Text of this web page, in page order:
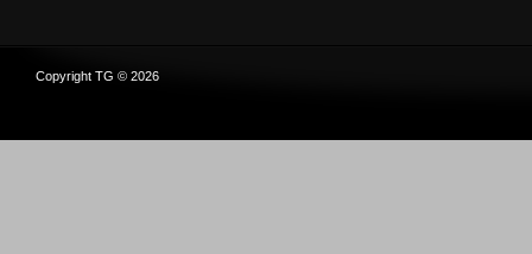
Copyright TG © 2026